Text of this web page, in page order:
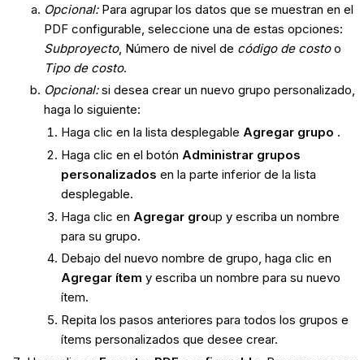
Opcional: Para agrupar los datos que se muestran en el
PDF configurable, seleccione una de estas opciones:
Subproyecto, Número de nivel de código de costoo
Tipo de costo.
Opcional:si desea crear un nuevo grupo personalizado,
haga lo siguiente:
Haga clic en la lista desplegable Agregar grupo .
Haga clic en el botón Administrar grupos
personalizados en la parte inferior de la lista
desplegable.
Haga clic en Agregar group y escriba un nombre
para su grupo.
Debajo del nuevo nombre de grupo, haga clic en
Agregar ítem y escriba un nombre para su nuevo
ítem.
Repita los pasos anteriores para todos los grupos e
ítems personalizados que desee crear.